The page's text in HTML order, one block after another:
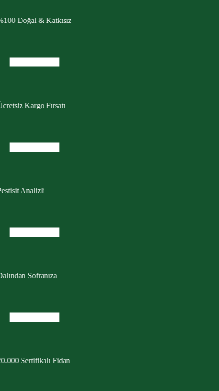
Doğal & Katkısız
Kargo Fırsatı
Analizli
Sofranıza
Sertifikalı Fidan